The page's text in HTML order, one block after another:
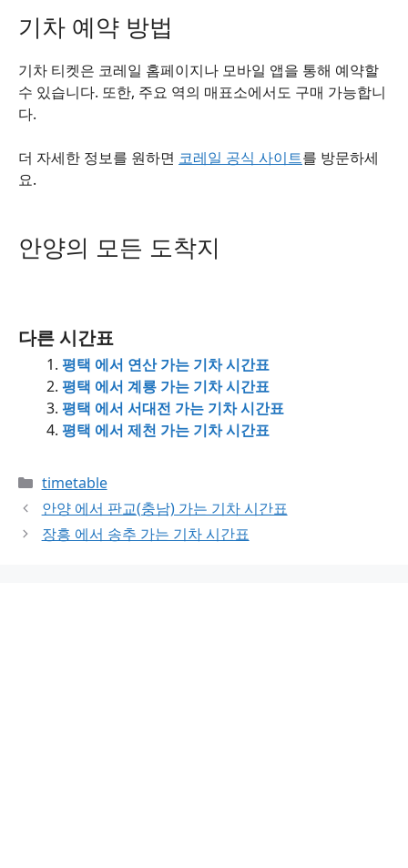
기차 예약 방법
기차 티켓은 코레일 홈페이지나 모바일 앱을 통해 예약할
수 있습니다. 또한, 주요 역의 매표소에서도 구매 가능합니
다.
더 자세한 정보를 원하면 코레일 공식 사이트를 방문하세
요.
안양의 모든 도착지
다른 시간표
평택 에서 연산 가는 기차 시간표
평택 에서 계룡 가는 기차 시간표
평택 에서 서대전 가는 기차 시간표
평택 에서 제천 가는 기차 시간표
Categories
timetable
안양 에서 판교(충남) 가는 기차 시간표
장흥 에서 송추 가는 기차 시간표